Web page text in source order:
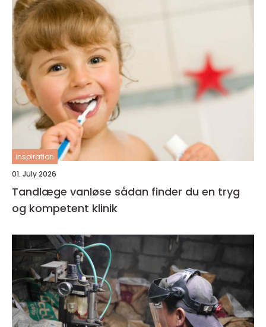
inspiration
01. July 2026
Tandlæge vanløse sådan finder du en tryg
og kompetent klinik